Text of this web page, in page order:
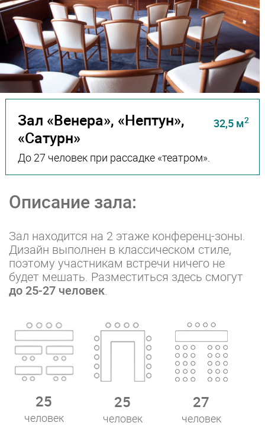
Зал «Венера», «Нептун»,
«Сатурн»
32,5 м2
До 27 человек при рассадке «театром».
Описание зала:
Зал находится на 2 этаже конференц-зоны.
Дизайн выполнен в классическом стиле,
поэтому участникам встречи ничего не
будет мешать. Разместиться здесь смогут
до 25-27 человек.
25
человек
25
человек
27
человек